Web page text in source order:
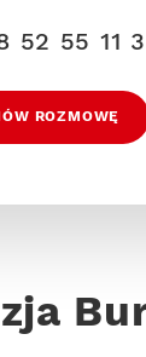
52 55 11
ROZMOWĘ